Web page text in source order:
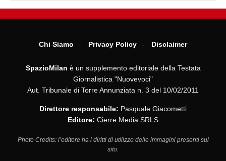
Chi Siamo Privacy Policy Disclaimer
SpazioMilan è un supplemento editoriale della Testata
Giornalistica "Nuovevoci"
Aut. Tribunale di Torre Annunziata n. 3 del 10/02/2011
Direttore responsabile: Pasquale Giacometti
Editore: Cierre Media SRLS
Photo Credits: l’editore ha i diritti di utilizzo delle immagini presenti sul
sito.